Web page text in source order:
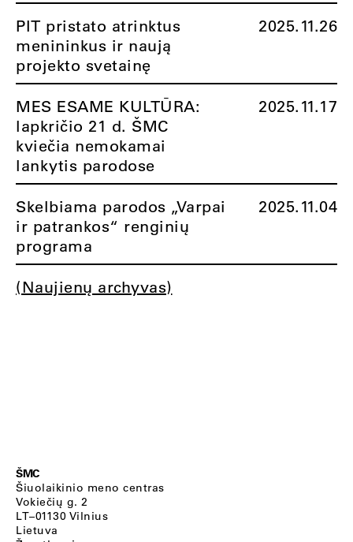
PIT pristato atrinktus
menininkus ir naują
projekto svetainę
2025.11.26
MES ESAME KULTŪRA:
lapkričio 21 d. ŠMC
kviečia nemokamai
lankytis parodose
2025.11.17
Skelbiama parodos „Varpai
ir patrankos“ renginių
programa
2025.11.04
(Naujienų archyvas)
ŠMC
Šiuolaikinio meno centras
Vokiečių g. 2
LT–01130 Vilnius
Lietuva